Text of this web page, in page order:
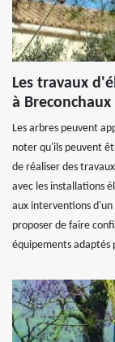
Les travaux
à
Les arbres peuvent
noter qu'ils peuvent
de réaliser des
avec les installations
aux interventions
proposer de faire
équipements